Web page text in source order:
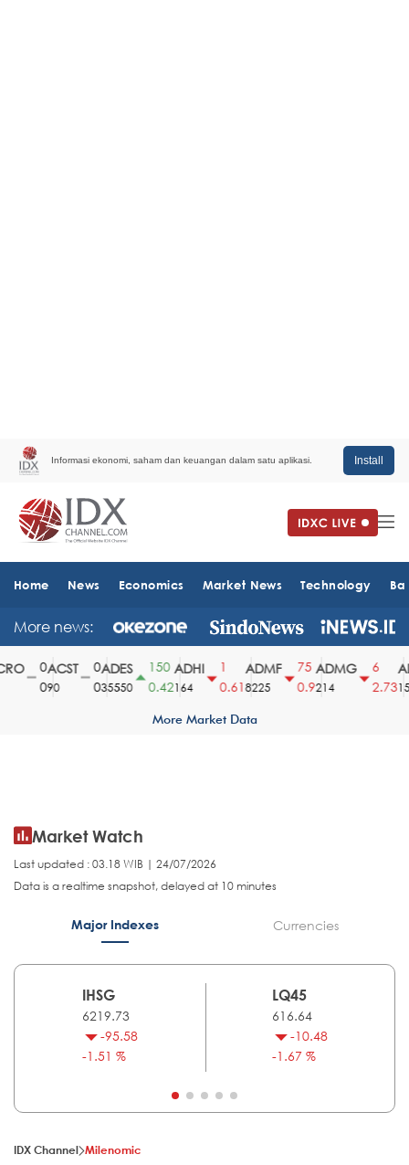
Informasi ekonomi, saham dan keuangan dalam satu aplikasi. Install
Home News Economics Market News Technology
More news:
ACST
90
ADES
35550
150
0.42
ADHI
164
0.61
ADMF
8225
75
0.9
ADMG
214
2.73
More Market Data
Market Watch
Last updated : 03.18 WIB | 24/07/2026
Data is a realtime snapshot, delayed at 10 minutes
Major Indexes Currencies
IHSG
6219.73
-95.58
-1.51 %
LQ45
616.64
-10.48
-1.67 %
IDX Channel Milenomic